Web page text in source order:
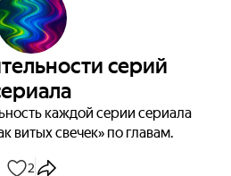
серий
каждой серии сериала
витых свечек» по главам.
2